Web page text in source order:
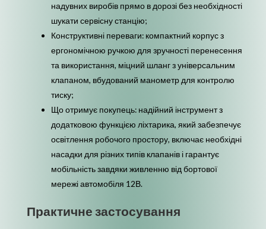
надувних виробів прямо в дорозі без необхідності
шукати сервісну станцію;
Конструктивні переваги: компактний корпус з
ергономічною ручкою для зручності перенесення
та використання, міцний шланг з універсальним
клапаном, вбудований манометр для контролю
тиску;
Що отримує покупець: надійний інструмент з
додатковою функцією ліхтарика, який забезпечує
освітлення робочого простору, включає необхідні
насадки для різних типів клапанів і гарантує
мобільність завдяки живленню від бортової
мережі автомобіля 12В.
Практичне застосування